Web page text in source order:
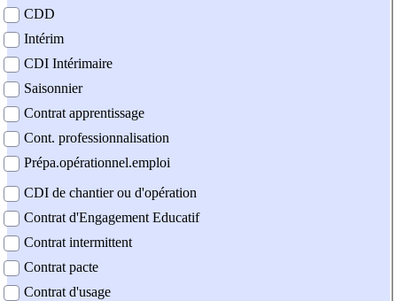
CDD
Intérim
CDI Intérimaire
Saisonnier
Contrat apprentissage
Cont. professionnalisation
Prépa.opérationnel.emploi
CDI de chantier ou d'opération
Contrat d'Engagement Educatif
Contrat intermittent
Contrat pacte
Contrat d'usage